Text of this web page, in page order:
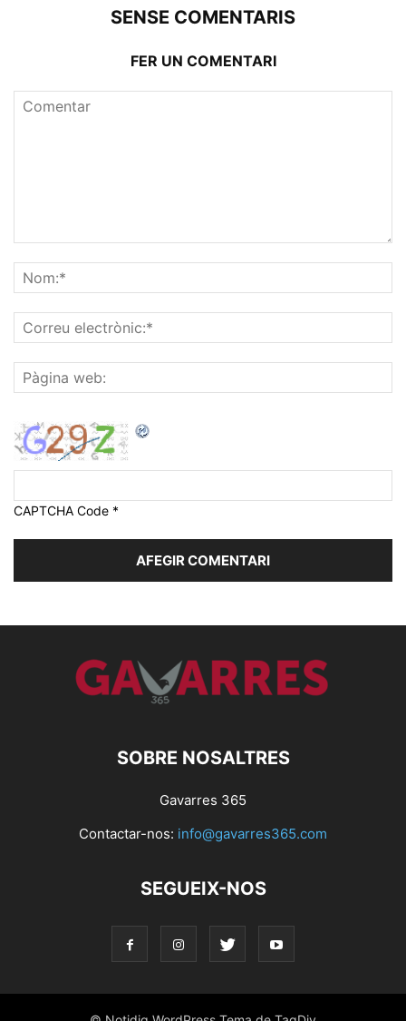
SENSE COMENTARIS
FER UN COMENTARI
CAPTCHA Code *
SOBRE NOSALTRES
Gavarres 365
Contactar-nos: info@gavarres365.com
SEGUEIX-NOS